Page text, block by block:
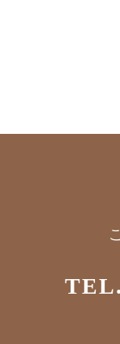
TEL.